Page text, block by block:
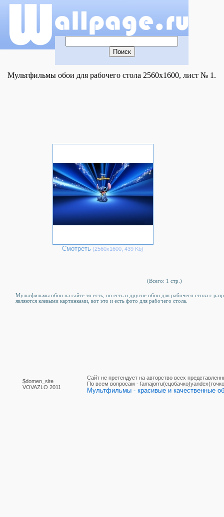
Мультфильмы обои для рабочего стола 2560x1600, лист № 1.
Смотреть (2560х1600, 439 Kb)
(Всего: 1 стр.)
Мультфильмы обои на сайте то есть, но есть и другие обои для рабочего стола c
являются клевыми картинками, вот это и есть фото для рабочего стола.
$domen_site
VOVAZLO 2011
Сайт не претендует на авторство всех
По вcем вопросам -
Мультфильмы - красивые и качественные